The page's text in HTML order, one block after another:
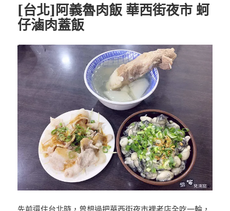
[台北]阿義魯肉飯 華西街夜市 蚵
仔滷肉蓋飯
先前還住台北時，曾想過把華西街夜市裡老店全吃一輪，